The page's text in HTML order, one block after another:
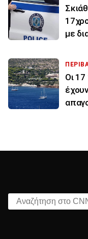
με
Οι
Αναζήτηση στο